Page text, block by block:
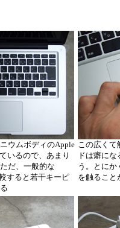
ウムボディのApple
いるので、あまり
だ、一般的な
すると若干キーピ
この広く
ドは癖に
う。とに
を触ること